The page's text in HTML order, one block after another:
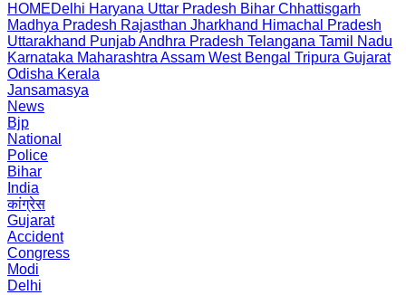
HOMEDelhi Haryana Uttar Pradesh Bihar Chhattisgarh
Madhya Pradesh Rajasthan Jharkhand Himachal Pradesh
Uttarakhand PunjabAndhra Pradesh Telangana Tamil Nadu
Karnataka Maharashtra Assam West Bengal Tripura Gujarat
Odisha Kerala
Jansamasya
News
Bjp
National
Police
Bihar
India
कांग्रेस
Gujarat
Accident
Congress
Modi
Delhi